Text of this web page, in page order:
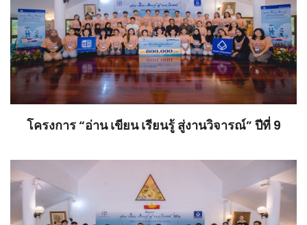
โครงการ “อ่าน เขียน เรียนรู้ สู่งานวิจารณ์” ปีที่ 9